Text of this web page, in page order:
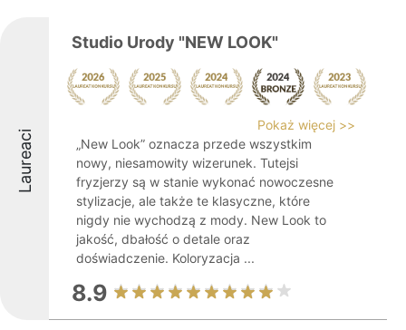
Laureaci
Studio Urody "NEW LOOK"
Pokaż więcej >>
„New Look” oznacza przede wszystkim
nowy, niesamowity wizerunek. Tutejsi
fryzjerzy są w stanie wykonać nowoczesne
stylizacje, ale także te klasyczne, które
nigdy nie wychodzą z mody. New Look to
jakość, dbałość o detale oraz
doświadczenie. Koloryzacja ...
8.9